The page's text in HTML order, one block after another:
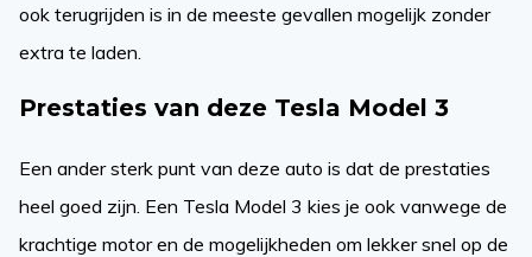
ook terugrijden is in de meeste gevallen mogelijk zonder
extra te laden.
Prestaties van deze Tesla Model 3
Een ander sterk punt van deze auto is dat de prestaties
heel goed zijn. Een Tesla Model 3 kies je ook vanwege de
krachtige motor en de mogelijkheden om lekker snel op de